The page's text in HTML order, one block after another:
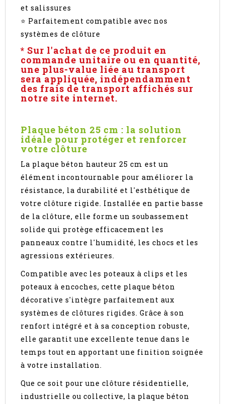
et salissures
⭐ Parfaitement compatible avec nos
systèmes de clôture
* Sur l'achat de ce produit en
commande unitaire ou en quantité,
une plus-value liée au transport
sera appliquée, indépendamment
des frais de transport affichés sur
notre site internet.
Plaque béton 25 cm : la solution
idéale pour protéger et renforcer
votre clôture
La plaque béton hauteur 25 cm est un
élément incontournable pour améliorer la
résistance, la durabilité et l'esthétique de
votre clôture rigide. Installée en partie basse
de la clôture, elle forme un soubassement
solide qui protège efficacement les
panneaux contre l'humidité, les chocs et les
agressions extérieures.
Compatible avec les poteaux à clips et les
poteaux à encoches, cette plaque béton
décorative s'intègre parfaitement aux
systèmes de clôtures rigides. Grâce à son
renfort intégré et à sa conception robuste,
elle garantit une excellente tenue dans le
temps tout en apportant une finition soignée
à votre installation.
Que ce soit pour une clôture résidentielle,
industrielle ou collective, la plaque béton